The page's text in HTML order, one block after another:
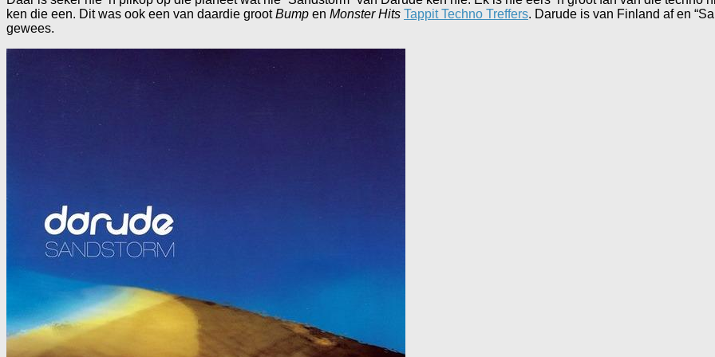
ken die een. Dit was ook een van daardie grootBump en Monster Hits Tappit Techno Treffers. Darude is van Finland af en
gewees.